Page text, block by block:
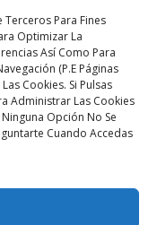
Terceros Para Fines
Optimizar La
Así Como Para
(p.e Páginas
Cookies. Si Pulsas
Administrar Las Cookies
Ninguna Opción No Se
Cuando Accedas
y envíos |